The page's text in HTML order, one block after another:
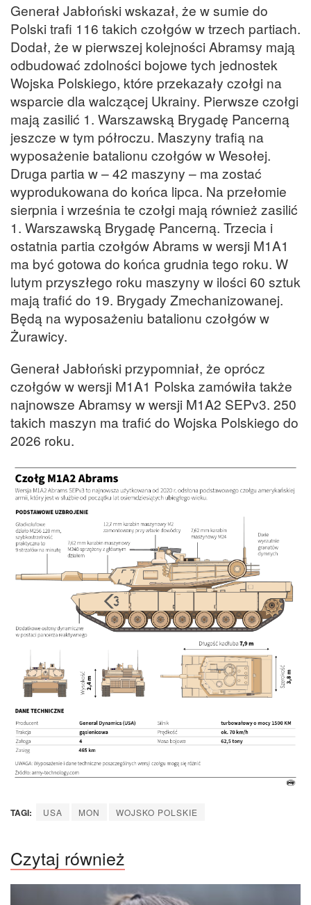
Generał Jabłoński wskazał, że w sumie do
Polski trafi 116 takich czołgów w trzech partiach.
Dodał, że w pierwszej kolejności Abramsy mają
odbudować zdolności bojowe tych jednostek
Wojska Polskiego, które przekazały czołgi na
wsparcie dla walczącej Ukrainy. Pierwsze czołgi
mają zasilić 1. Warszawską Brygadę Pancerną
jeszcze w tym półroczu. Maszyny trafią na
wyposażenie batalionu czołgów w Wesołej.
Druga partia w – 42 maszyny – ma zostać
wyprodukowana do końca lipca. Na przełomie
sierpnia i września te czołgi mają również zasilić
1. Warszawską Brygadę Pancerną. Trzecia i
ostatnia partia czołgów Abrams w wersji M1A1
ma być gotowa do końca grudnia tego roku. W
lutym przyszłego roku maszyny w ilości 60 sztuk
mają trafić do 19. Brygady Zmechanizowanej.
Będą na wyposażeniu batalionu czołgów w
Żurawicy.
Generał Jabłoński przypomniał, że oprócz
czołgów w wersji M1A1 Polska zamówiła także
najnowsze Abramsy w wersji M1A2 SEPv3. 250
takich maszyn ma trafić do Wojska Polskiego do
2026 roku.
TAGI: USA MON WOJSKO POLSKIE
Czytaj również